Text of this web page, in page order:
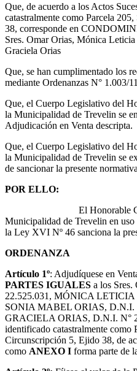
Que, de acuerdo a los Actos
catastralmente como Parcela
38, corresponde en
Sres. Omar Orias, Mónica
Graciela Orias
Que, se han cumplimentado los
mediante Ordenanzas N° 1.003/
Que, el Cuerpo Legislativo del
la Municipalidad de Trevelin se
Adjudicación en Venta descripta.
Que, el Cuerpo Legislativo del
la Municipalidad de Trevelin se
de sancionar la presente
POR ELLO:
El Honorable
Municipalidad de Trevelin en uso
la Ley XVI Nº 46 sanciona la
ORDENANZA
Artículo 1º: Adjudíquese en
PARTES IGUALES a los
22.525.031, MÓNICA
SONIA MABEL ORIAS, D.N.I.
GRACIELA ORIAS, D.N.I. N°
identificado catastralmente como
Circunscripción 5, Ejido 38, de
como ANEXO I forma parte de